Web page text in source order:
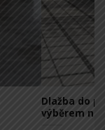
Průvodce